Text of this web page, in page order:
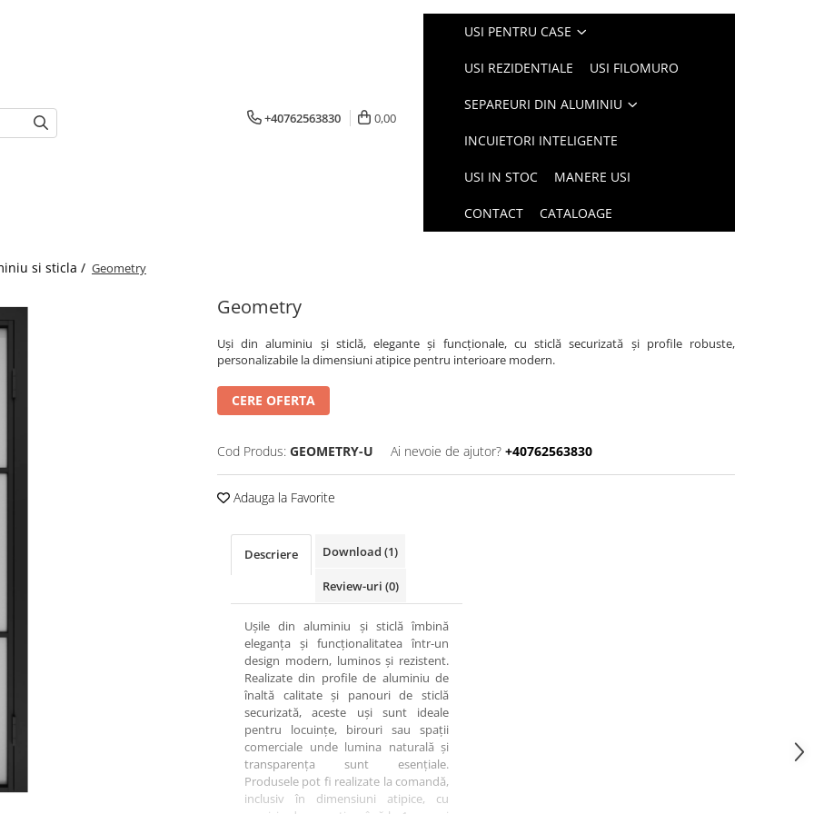
+40762563830 0,00
USI PENTRU CASE
USI REZIDENTIALE USI FILOMURO
SEPAREURI DIN ALUMINIU
INCUIETORI INTELIGENTE
USI IN STOC MANERE USI
CONTACT CATALOAGE
si sticla / Geometry
Geometry
Uși din aluminiu și sticlă, elegante și funcționale, cu sticlă securizată și profile robuste,
personalizabile la dimensiuni atipice pentru interioare modern.
CERE OFERTA
Cod Produs: GEOMETRY-U Ai nevoie de ajutor? +40762563830
Adauga la Favorite
Descriere Download (1)
Review-uri (0)
Ușile din aluminiu și sticlă îmbină
eleganța și funcționalitatea într-un
design modern, luminos și rezistent.
Realizate din profile de aluminiu de
înaltă calitate și panouri de sticlă
securizată, aceste uși sunt ideale
pentru locuințe, birouri sau spații
comerciale unde lumina naturală și
transparența sunt esențiale.
Produsele pot fi realizate la comandă,
inclusiv în dimensiuni atipice, cu